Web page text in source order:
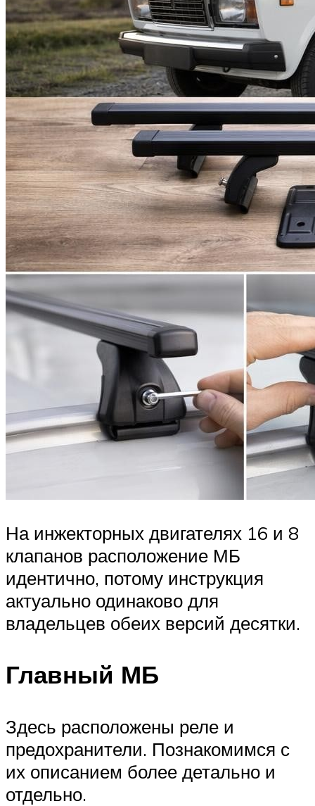
На инжекторных двигателях 16 и 8
клапанов расположение МБ
идентично, потому инструкция
актуально одинаково для
владельцев обеих версий десятки.
Главный МБ
Здесь расположены реле и
предохранители. Познакомимся с
их описанием более детально и
отдельно.